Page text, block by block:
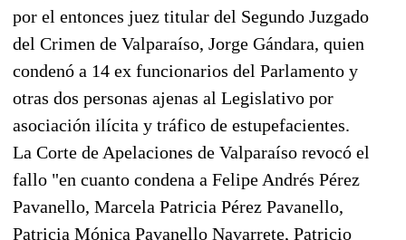
por el entonces juez titular del Segundo Juzgado
del Crimen de Valparaíso, Jorge Gándara, quien
condenó a 14 ex funcionarios del Parlamento y
otras dos personas ajenas al Legislativo por
asociación ilícita y tráfico de estupefacientes.
La Corte de Apelaciones de Valparaíso revocó el
fallo "en cuanto condena a Felipe Andrés Pérez
Pavanello, Marcela Patricia Pérez Pavanello,
Patricia Mónica Pavanello Navarrete, Patricio